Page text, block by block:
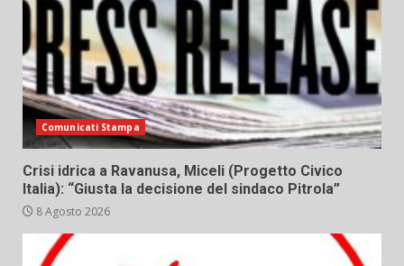
Comunicati Stampa
Crisi idrica a Ravanusa, Miceli (Progetto Civico
Italia): “Giusta la decisione del sindaco Pitrola”
8 Agosto 2026